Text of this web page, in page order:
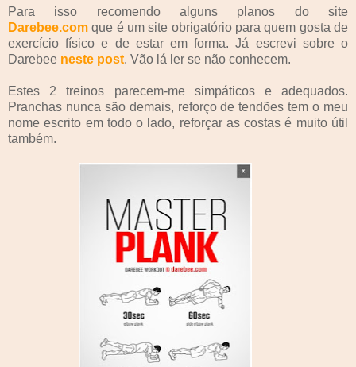
Para isso recomendo alguns planos do site
Darebee.com que é um site obrigatório para quem gosta de
exercício físico e de estar em forma. Já escrevi sobre o
Darebee neste post. Vão lá ler se não conhecem.
Estes 2 treinos parecem-me simpáticos e adequados.
Pranchas nunca são demais, reforço de tendões tem o meu
nome escrito em todo o lado, reforçar as costas é muito útil
também.